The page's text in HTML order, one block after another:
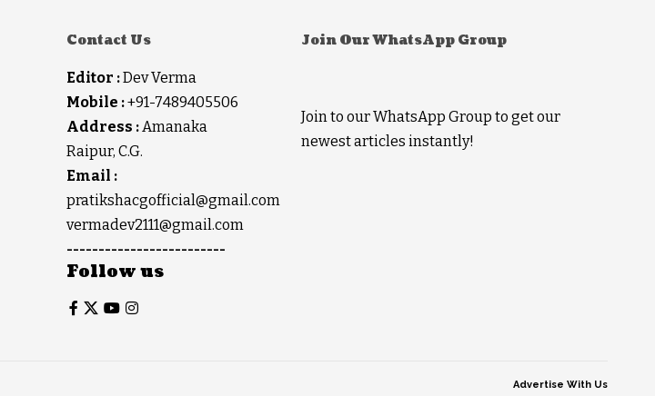
Contact Us
Editor :Dev Verma
Mobile :+91-7489405506
Address :Amanaka
Raipur, C.G.
Email :
pratikshacgofficial@gmail.com
vermadev2111@gmail.com
-------------------------
Follow us
Join Our WhatsApp Group
Join to our WhatsApp Group to get our
newest articles instantly!
Advertise With Us